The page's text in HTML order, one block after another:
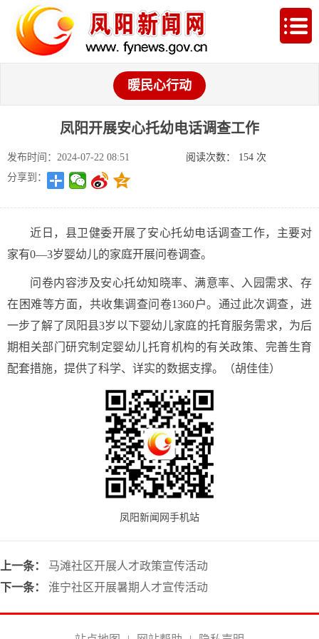
暖民心行动
凤阳开展安心托幼电话调查工作
发布时间：2024-07-22 08:51 阅读次数： 154 次
分享到：
近日，县卫健委开展了安心托幼电话调查工作，主要对
家有0—3岁婴幼儿的家庭开展问卷调查。
问卷内容涉及安心托幼知晓率、满意率、入园需求、存
在困难等方面，共收集调查问卷1360户。通过此次调查，进
一步了解了凤阳县3岁以下婴幼儿家庭的托育服务需求，为后
期相关部门研究制定婴幼儿托育机构的有关政策、完善生育
配套措施，提供了科学、详实的数据支撑。（胡佳佳）
凤阳新闻网手机站
上一条：
马滩社区开展人才政策宣传活动
下一条：
淮宁社区开展暑期人才宣传活动